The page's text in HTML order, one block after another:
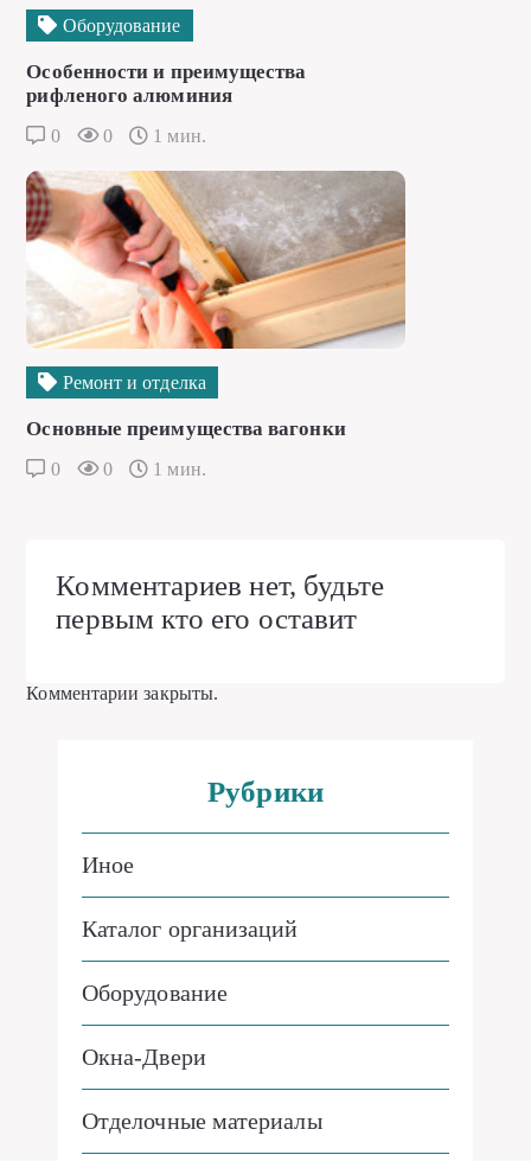
Оборудование
Особенности и преимущества
рифленого алюминия
0 0 1 мин.
Ремонт и отделка
Основные преимущества вагонки
0 0 1 мин.
Комментариев нет, будьте
первым кто его оставит
Комментарии закрыты.
Рубрики
Иное
Каталог организаций
Оборудование
Окна-Двери
Отделочные материалы